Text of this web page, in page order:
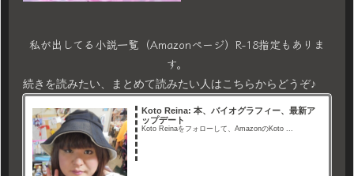
私が出してる小説一覧（Amazonページ）R-18指定もありま
す。
続きを読みたい、まとめて読みたい人はこちらからどうぞ♪
Koto Reina: 本、バイオグラフィー、最新ア
ップデート
Koto Reinaをフォローして、AmazonのKoto ...